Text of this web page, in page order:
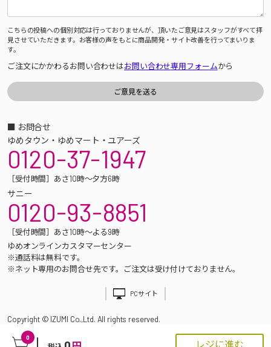
0
レジに進む
こちらの投稿への個別対応は行っておりませんが、頂いたご意見はスタッフがすべて拝
見させていただきます。お客様の声をもとに商品開発・サイト改善を行ってまいりま
す。
ご注文にかかわるお問い合わせはお問い合わせ専用フォームから
■ お問合せ
ゆめタウン・ゆめマート・ユアーズ
0120-37-1947
［受付時間］あさ10時～夕方6時
サニー
0120-93-8851
［受付時間］あさ10時～よる9時
ゆめオンラインカスタマーセンター
※通話料は無料です。
※ネット専用のお問合せ先です。ご注文は受け付けておりません。
PCサイト
Copyright © IZUMI Co.,Ltd. All rights reserved.